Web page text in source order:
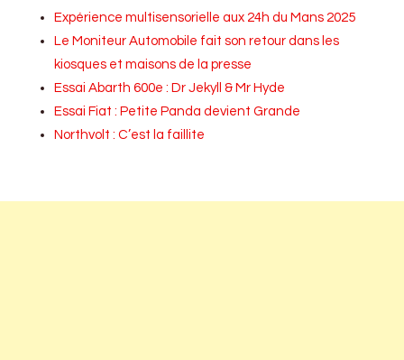
Expérience multisensorielle aux 24h du Mans 2025
Le Moniteur Automobile fait son retour dans les
kiosques et maisons de la presse
Essai Abarth 600e : Dr Jekyll & Mr Hyde
Essai Fiat : Petite Panda devient Grande
Northvolt : C’est la faillite